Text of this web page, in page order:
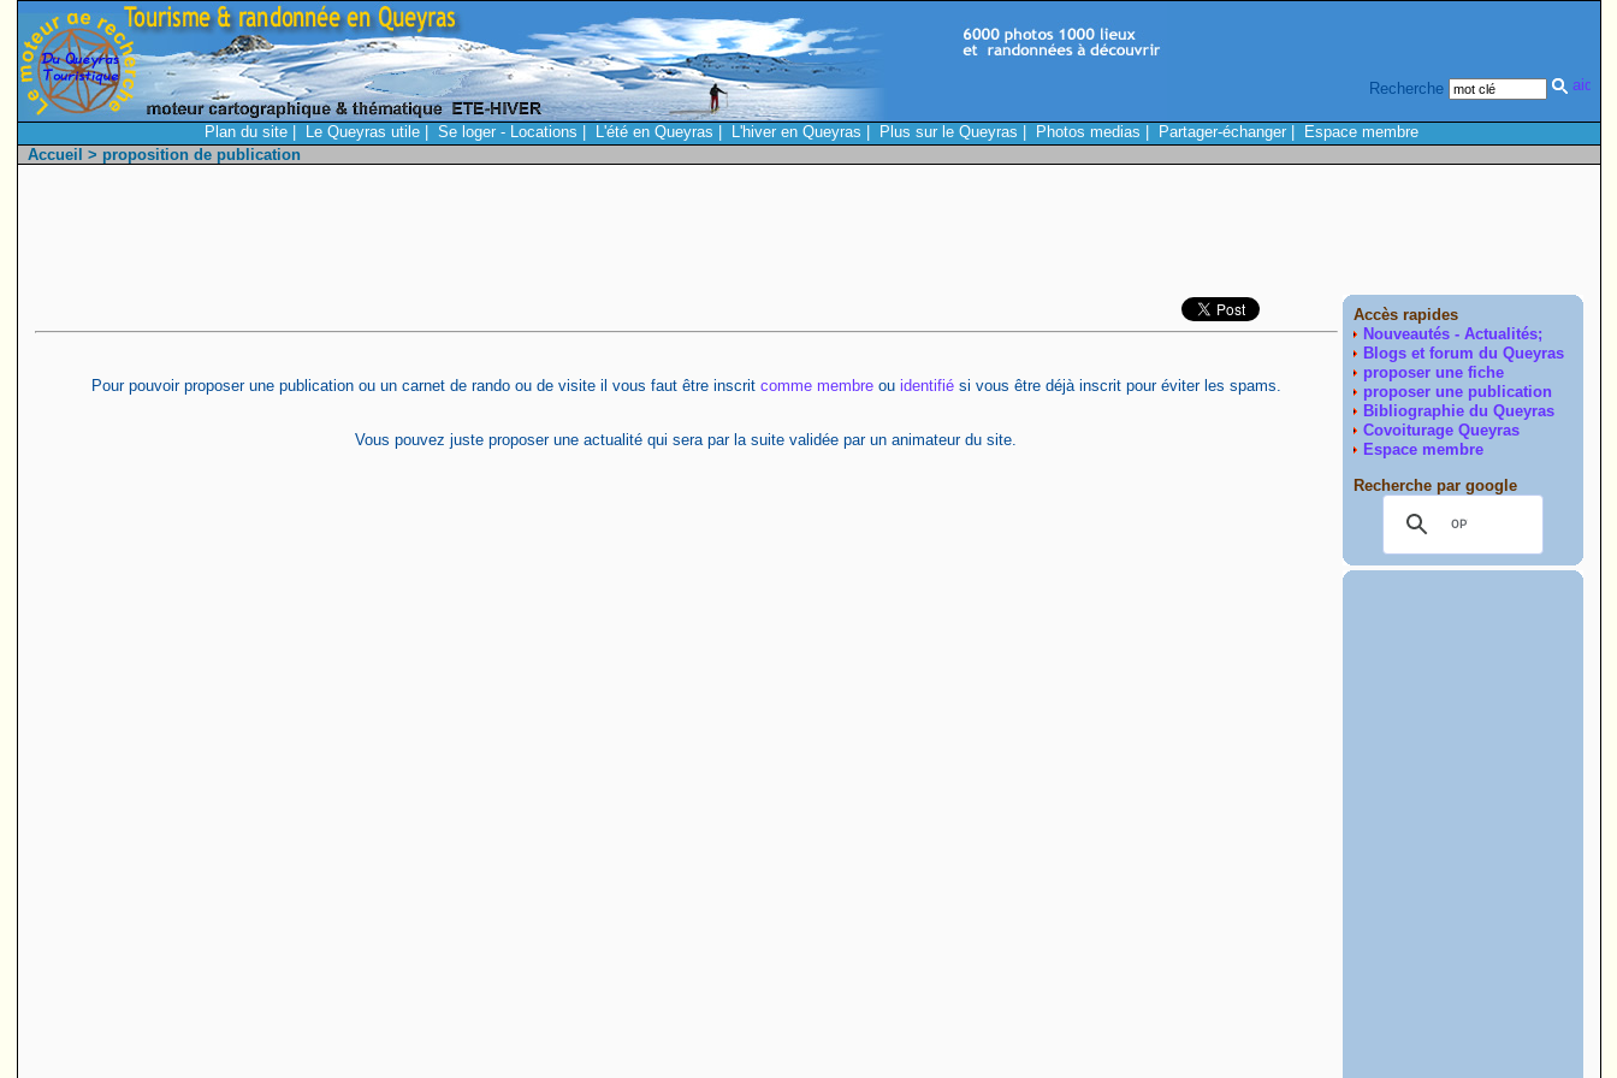
Recherche
Plan du site| Le Queyras utile| Se loger - Locations L'été en Queyras L'hiver en Queyras Plus sur le Queyras Photos medias Partager-échanger|
Espace membre
Accueil > proposition de publication
Pour pouvoir proposer une publication ou un carnet de rando ou de visite il vous faut être inscrit comme membreou identifiési vous être déjà inscrit pour éviter les spams.
Vous pouvez juste proposer une actualité qui sera par la suite validée par un animateur du site.
Accès rapides
Nouveautés - Actualités;
Blogs et forum du Queyras
proposer une fiche
proposer une publication
Bibliographie du Queyras
Covoiturage Queyras
Espace membre
Recherche par google